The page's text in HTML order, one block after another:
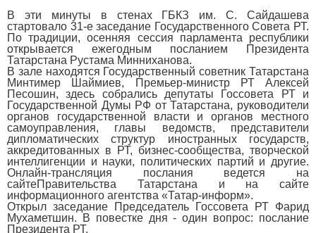
В эти минуты в стенах ГБКЗ им. С. Сайдашева
стартовало 31-е заседание Государственного Совета РТ.
По традиции, осенняя сессия парламента республики
открывается ежегодным посланием Президента
Татарстана Рустама Минниханова.
В зале находятся Государственный советник Татарстана
Минтимер Шаймиев, Премьер-министр РТ Алексей
Песошин, здесь собрались депутаты Госсовета РТ и
Государственной Думы РФ от Татарстана, руководители
органов государственной власти и органов местного
самоуправления, главы ведомств, представители
дипломатических структур иностранных государств,
аккредитованных в РТ, бизнес-сообщества, творческой
интеллигенции и науки, политических партий и другие.
Онлайн-трансляция послания ведется на
сайтеПравительства Татарстана и на сайте
информационного агентства «Татар-информ».
Открыл заседание Председатель Госсовета РТ Фарид
Мухаметшин. В повестке дня - один вопрос: послание
Президента РТ.